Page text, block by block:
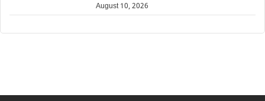
August 10, 2026